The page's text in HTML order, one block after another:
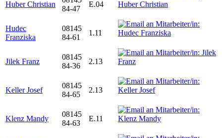
Huber Christian
84-47
E.04
Hudec
Franziska
08145
84-61
1.11
Jilek Franz
08145
84-36
2.13
Keller Josef
08145
84-65
2.13
Klenz Mandy
08145
84-63
E.11